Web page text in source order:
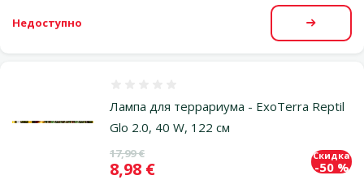
Недоступно
Лампа для террариума - ExoTerra Reptil
Glo 2.0, 40 W, 122 см
Исходная цена
17,99 €
Цена
8,98 €
Скидка
-50 %